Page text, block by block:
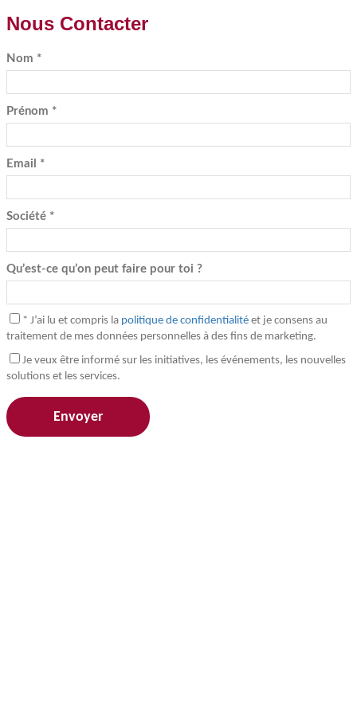
Nous Contacter
Nom *
Prénom *
Email *
Société *
Qu’est-ce qu’on peut faire pour toi ?
* J’ai lu et compris la politique de confidentialité et je consens au
traitement de mes données personnelles à des fins de marketing.
Je veux être informé sur les initiatives, les événements, les nouvelles
solutions et les services.